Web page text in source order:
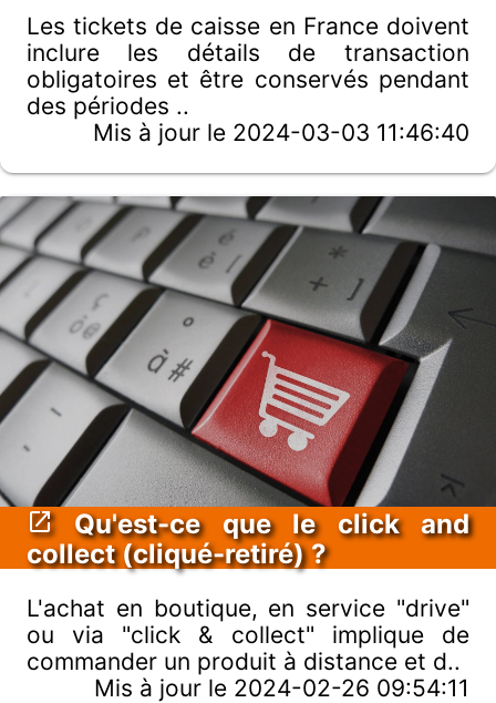
Les tickets de caisse en France doivent
inclure les détails de transaction
obligatoires et être conservés pendant
des périodes ..
Mis à jour le 2024-03-03 11:46:40
Qu'est-ce que le click and
collect (cliqué-retiré) ?
L'achat en boutique, en service "drive"
ou via "click & collect" implique de
commander un produit à distance et d..
Mis à jour le 2024-02-26 09:54:11